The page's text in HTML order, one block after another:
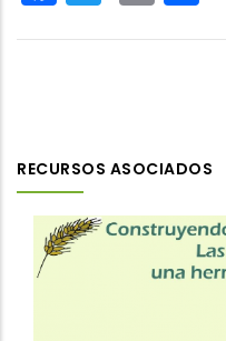
RECURSOS ASOCIADOS